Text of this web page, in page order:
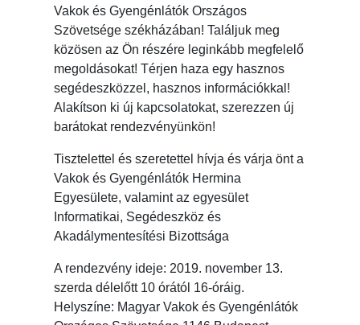
Vakok és Gyengénlátók Országos
Szövetsége székházában! Találjuk meg
közösen az Ön részére leginkább megfelelő
megoldásokat! Térjen haza egy hasznos
segédeszközzel, hasznos információkkal!
Alakítson ki új kapcsolatokat, szerezzen új
barátokat rendezvényünkön!
Tisztelettel és szeretettel hívja és várja önt a
Vakok és Gyengénlátók Hermina
Egyesülete, valamint az egyesület
Informatikai, Segédeszköz és
Akadálymentesítési Bizottsága
A rendezvény ideje: 2019. november 13.
szerda délelőtt 10 órától 16-óráig.
Helyszíne: Magyar Vakok és Gyengénlátók